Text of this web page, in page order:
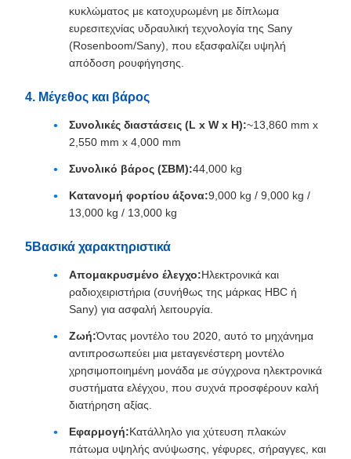
κυκλώματος με κατοχυρωμένη με δίπλωμα
ευρεσιτεχνίας υδραυλική τεχνολογία της Sany
(Rosenboom/Sany), που εξασφαλίζει υψηλή
απόδοση ρουφήγησης.
4. Μέγεθος και βάρος
Συνολικές διαστάσεις (L x W x H):~13,860 mm x
2,550 mm x 4,000 mm
Συνολικό βάρος (ΣΒΜ):44,000 kg
Κατανομή φορτίου άξονα:9,000 kg / 9,000 kg /
13,000 kg / 13,000 kg
5Βασικά χαρακτηριστικά
Απομακρυσμένο έλεγχο:Ηλεκτρονικά και
ραδιοχειριστήρια (συνήθως της μάρκας HBC ή
Sany) για ασφαλή λειτουργία.
Ζωή:Όντας μοντέλο του 2020, αυτό το μηχάνημα
αντιπροσωπεύει μια μεταγενέστερη μοντέλο
χρησιμοποιημένη μονάδα με σύγχρονα ηλεκτρονικά
συστήματα ελέγχου, που συχνά προσφέρουν καλή
διατήρηση αξίας.
Εφαρμογή:Κατάλληλο για χύτευση πλακών
πάτωμα υψηλής ανύψωσης, γέφυρες, σήραγγες, και